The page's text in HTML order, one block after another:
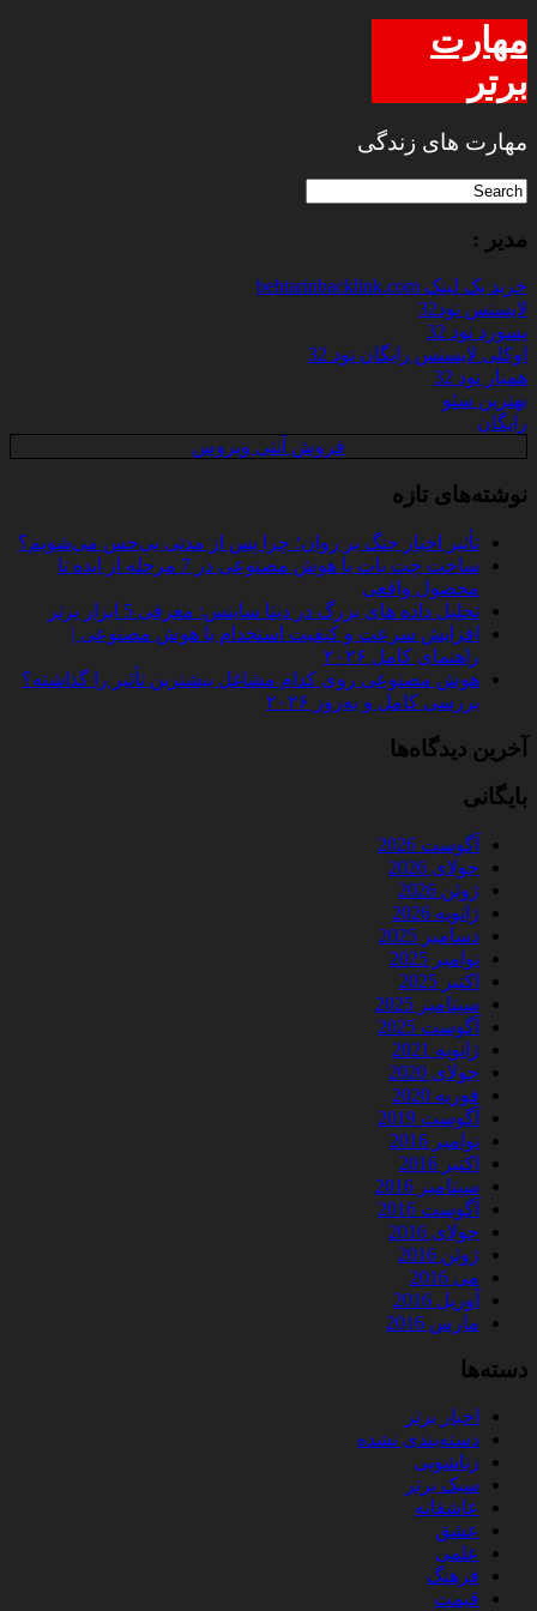
مهارت
برتر
مهارت های زندگی
مدیر :
خرید بک لینک behtarinbacklink.com
لایسنس نود32
پسورد نود 32
اوکلی لایسنس رایگان نود 32
همیار نود 32
بهترین سئو
رایگان
فروش آنتی ویروس
نوشته‌های تازه
تأثیر اخبار جنگ بر روان؛ چرا پس از مدتی بی‌حس می‌شویم؟
ساخت چت‌ بات با هوش مصنوعی در 7 مرحله از ایده تا
محصول واقعی
تحلیل داده‌ های بزرگ در دیتا ساینس: معرفی 5 ابزار برتر
افزایش سرعت و کیفیت استخدام با هوش مصنوعی |
راهنمای کامل ۲۰۲۶
هوش مصنوعی روی کدام مشاغل بیشترین تأثیر را گذاشته؟
بررسی کامل و به‌روز ۲۰۲۶
آخرین دیدگاه‌ها
بایگانی
آگوست 2026
جولای 2026
ژوئن 2026
ژانویه 2026
دسامبر 2025
نوامبر 2025
اکتبر 2025
سپتامبر 2025
آگوست 2025
ژانویه 2021
جولای 2020
فوریه 2020
آگوست 2019
نوامبر 2016
اکتبر 2016
سپتامبر 2016
آگوست 2016
جولای 2016
ژوئن 2016
می 2016
آوریل 2016
مارس 2016
دسته‌ها
اخبار برتر
دسته‌بندی نشده
زناشویی
سبک برتر
عاشقانه
عشق
علمی
فرهنگ
قیمت